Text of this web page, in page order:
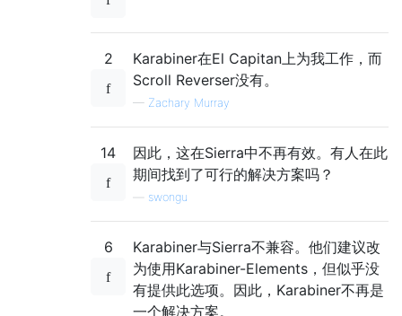
2
Karabiner在El Capitan上为我工作，而
Scroll Reverser没有。
— Zachary Murray
14
因此，这在Sierra中不再有效。有人在此
期间找到了可行的解决方案吗？
swongu
6
Karabiner与Sierra不兼容。他们建议改
为使用Karabiner-Elements，但似乎没
有提供此选项。因此，Karabiner不再是
一个解决方案。